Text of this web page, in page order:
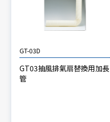
GT-03D
GT03抽風排氣扇替換用加長
管